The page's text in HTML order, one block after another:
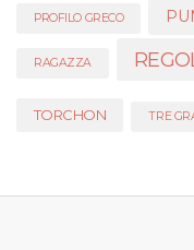
PROFILO GRECO
RAGAZZA
TORCHON TRE